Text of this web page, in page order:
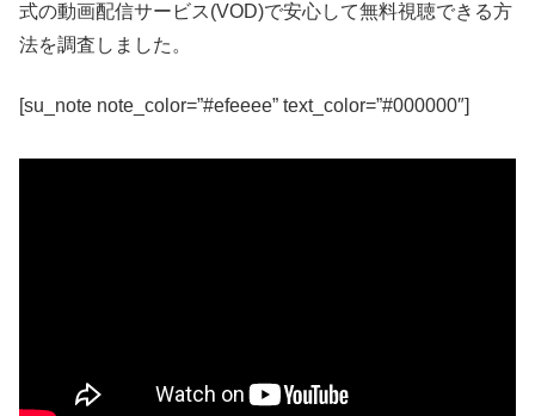
式の動画配信サービス(VOD)で安心して無料視聴できる方
法を調査しました。
[su_note note_color=”#efeeee” text_color=”#000000″]